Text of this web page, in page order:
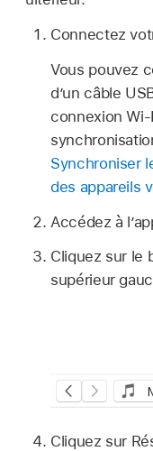
Connectez
Vous pouvez
d’un câble
connexion
Synchroniser
des appareils
Accédez à
Cliquez sur le
supérieur
Cliquez sur